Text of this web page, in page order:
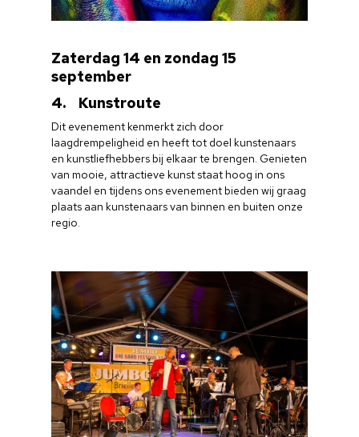
Zaterdag 14 en zondag 15
september
4. Kunstroute
Dit evenement kenmerkt zich door
laagdrempeligheid en heeft tot doel kunstenaars
en kunstliefhebbers bij elkaar te brengen. Genieten
van mooie, attractieve kunst staat hoog in ons
vaandel en tijdens ons evenement bieden wij graag
plaats aan kunstenaars van binnen en buiten onze
regio.